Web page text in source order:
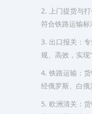
2. 上门提货与
符合铁路运输标
3. 出口报关：
规、高效，实现
4. 铁路运输：
经俄罗斯、白俄
5. 欧洲清关：